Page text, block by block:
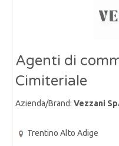
Agenti di
Cimiteriale
Azienda/Brand: Vezzani
Trentino Alto Adige